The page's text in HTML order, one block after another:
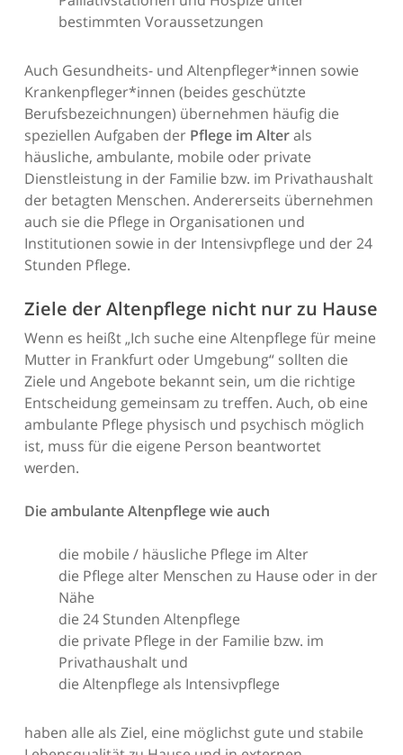
bestimmten Voraussetzungen
Auch Gesundheits- und Altenpfleger*innen sowie
Krankenpfleger*innen (beides geschützte
Berufsbezeichnungen) übernehmen häufig die
speziellen Aufgaben der Pflege im Alterals
häusliche, ambulante, mobile oder private
Dienstleistung in der Familie bzw. im Privathaushalt
der betagten Menschen. Andererseits übernehmen
auch sie die Pflege in Organisationen und
Institutionen sowie in der Intensivpflege und der 24
Stunden Pflege.
Ziele der Altenpflege nicht nur zu Hause
Wenn es heißt „Ich suche eine Altenpflege für meine
Mutter in Frankfurt oder Umgebung“ sollten die
Ziele und Angebote bekannt sein, um die richtige
Entscheidung gemeinsam zu treffen. Auch, ob eine
ambulante Pflege physisch und psychisch möglich
ist, muss für die eigene Person beantwortet
werden.
Die ambulante Altenpflege wie auch
die mobile / häusliche Pflege im Alter
die Pflege alter Menschen zu Hause oder in der
Nähe
die 24 Stunden Altenpflege
die private Pflege in der Familie bzw. im
Privathaushalt und
die Altenpflege als Intensivpflege
haben alle als Ziel, eine möglichst gute und stabile